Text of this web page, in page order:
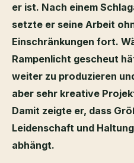
er ist. Nach einem
setzte er seine Arbeit
Einschränkungen fort.
Rampenlicht gescheut
weiter zu produzieren
aber sehr kreative
Damit zeigte er, dass
Leidenschaft und
abhängt.